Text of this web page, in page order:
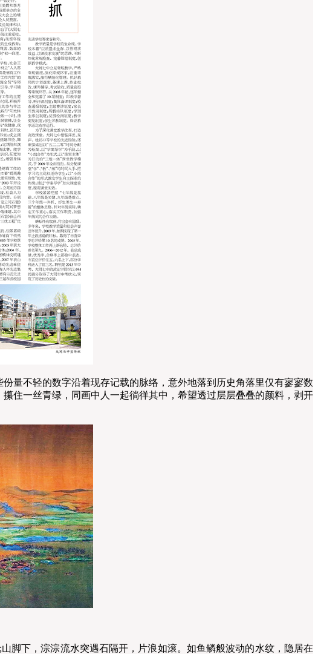
量不轻的数字沿着现存记载的脉络，意外地落到历史角落里仅有寥寥数
住一丝青绿，同画中人一起徜徉其中，希望透过层层叠叠的颜料，剥开
下，淙淙流水突遇石隔开，片浪如滚。如鱼鳞般波动的水纹，隐居在